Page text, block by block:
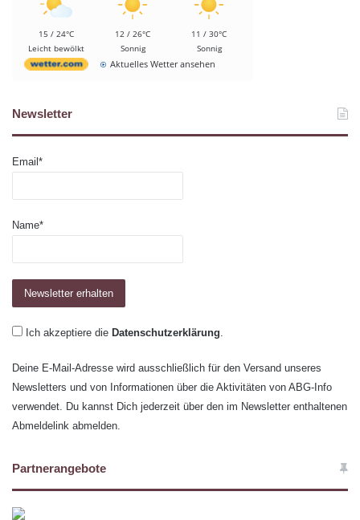
15 / 24°C
Leicht bewölkt
12 / 26°C
Sonnig
11 / 30°C
Sonnig
Aktuelles Wetter ansehen
Newsletter
Email*
Name*
Ich akzeptiere die Datenschutzerklärung
Deine E-Mail-Adresse wird ausschließlich für den Versand unseres
Newsletters und von Informationen über die Aktivitäten von ABG-Info
verwendet. Du kannst Dich jederzeit über den im Newsletter enthaltenen
Abmeldelink abmelden.
Partnerangebote